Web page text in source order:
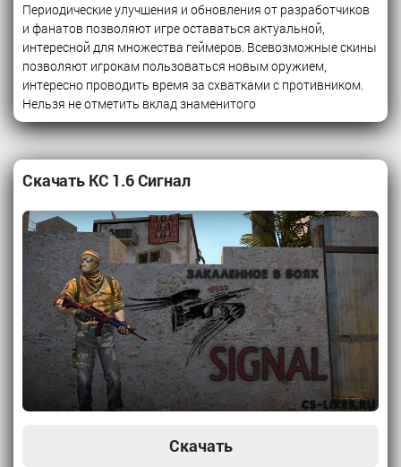
Периодические улучшения и обновления от разработчиков
и фанатов позволяют игре оставаться актуальной,
интересной для множества геймеров. Всевозможные скины
позволяют игрокам пользоваться новым оружием,
интересно проводить время за схватками с противником.
Нельзя не отметить вклад знаменитого
Скачать КС 1.6 Сигнал
Скачать